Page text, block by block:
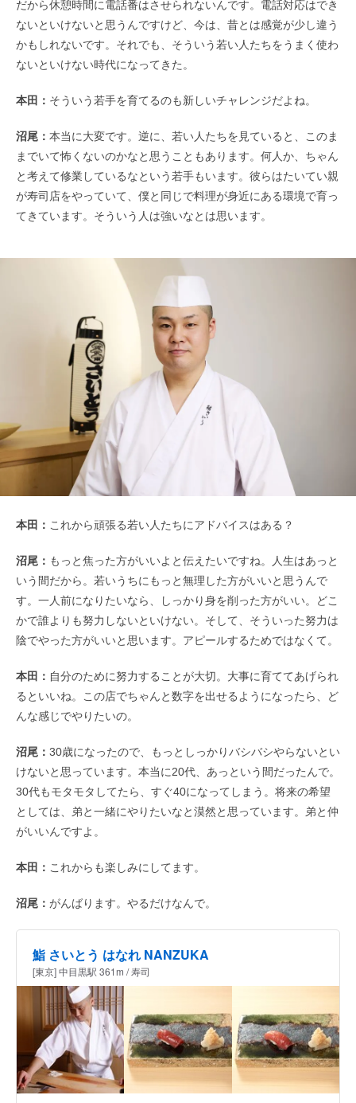
だから休憩時間に電話番はさせられないんです。電話対応はでき
ないといけないと思うんですけど、今は、昔とは感覚が少し違う
かもしれないです。それでも、そういう若い人たちをうまく使わ
ないといけない時代になってきた。
本田： そういう若手を育てるのも新しいチャレンジだよね。
沼尾： 本当に大変です。逆に、若い人たちを見ていると、このま
までいて怖くないのかなと思うこともあります。何人か、ちゃん
と考えて修業しているなという若手もいます。彼らはたいてい親
が寿司店をやっていて、僕と同じで料理が身近にある環境で育っ
てきています。そういう人は強いなとは思います。
本田： これから頑張る若い人たちにアドバイスはある？
沼尾： もっと焦った方がいいよと伝えたいですね。人生はあっと
いう間だから。若いうちにもっと無理した方がいいと思うんで
す。一人前になりたいなら、しっかり身を削った方がいい。どこ
かで誰よりも努力しないといけない。そして、そういった努力は
陰でやった方がいいと思います。アピールするためではなくて。
本田： 自分のために努力することが大切。大事に育ててあげられ
るといいね。この店でちゃんと数字を出せるようになったら、ど
んな感じでやりたいの。
沼尾： 30歳になったので、もっとしっかりバシバシやらないとい
けないと思っています。本当に20代、あっという間だったんで。
30代もモタモタしてたら、すぐ40になってしまう。将来の希望
としては、弟と一緒にやりたいなと漠然と思っています。弟と仲
がいいんですよ。
本田： これからも楽しみにしてます。
沼尾： がんばります。やるだけなんで。
鮨 さいとう はなれ NANZUKA
[東京] 中目黒駅 361m / 寿司